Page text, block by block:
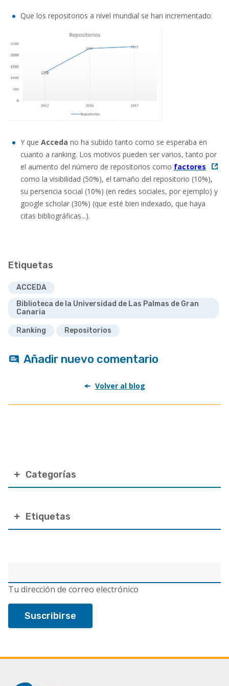
electrónico
Tu dirección de correo electrónico
Categorías
Etiquetas
Que los repositorios a nivel mundial se han incrementado
Y que Acceda no ha subido tanto como se esperaba en
cuanto a ranking. Los motivos pueden ser varios, tanto por
el aumento del número de repositorios como factores
como la visibilidad (50%), el tamaño del repositorio (10%),
su persencia social (10%) (en redes sociales, por ejemplo) y
google scholar (30%) (que esté bien indexado, que haya
citas bibliográficas...).
Etiquetas
ACCEDA
Biblioteca de la Universidad de Las Palmas de Gran
Canaria
Ranking Repositorios
Añadir nuevo comentario
Volver al blog